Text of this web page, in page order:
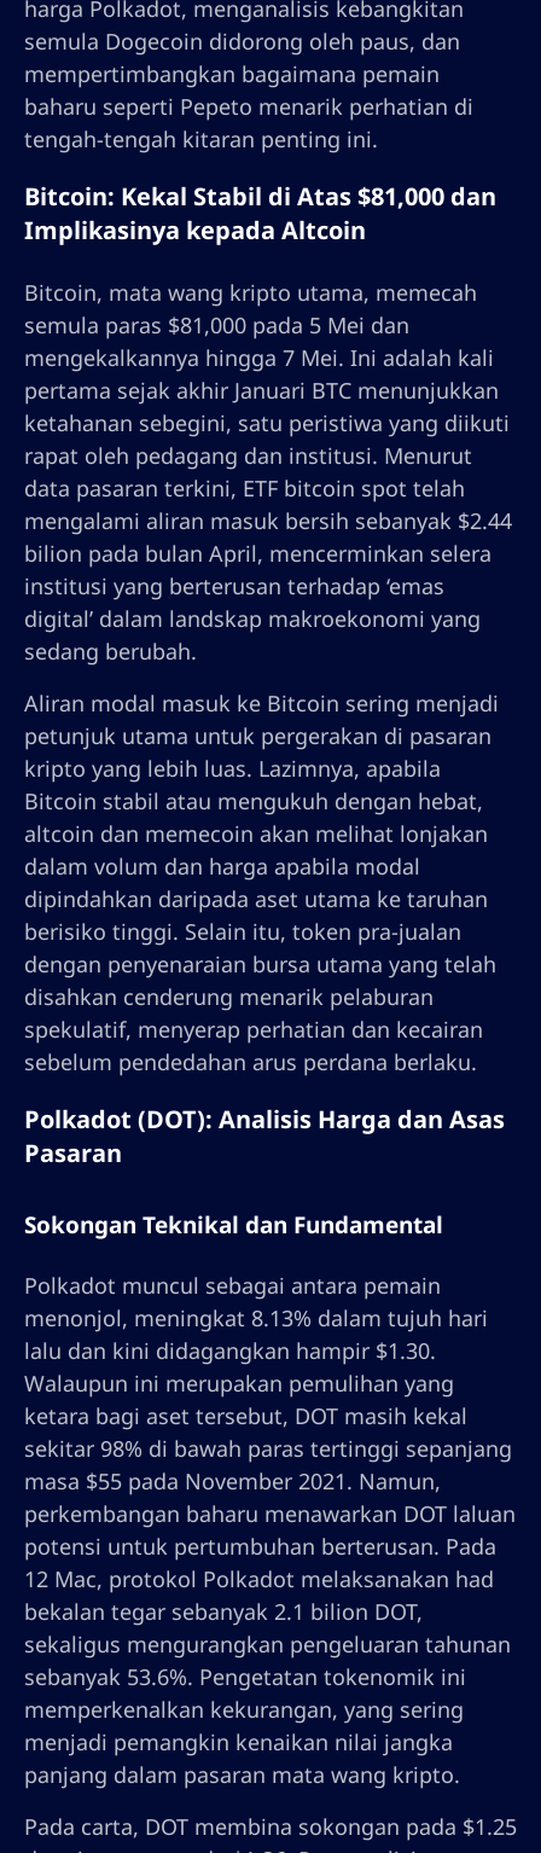
harga Polkadot, menganalisis kebangkitan
semula Dogecoin didorong oleh paus, dan
mempertimbangkan bagaimana pemain
baharu seperti Pepeto menarik perhatian di
tengah-tengah kitaran penting ini.
Bitcoin: Kekal Stabil di Atas $81,000 dan
Implikasinya kepada Altcoin
Bitcoin, mata wang kripto utama, memecah
semula paras $81,000 pada 5 Mei dan
mengekalkannya hingga 7 Mei. Ini adalah kali
pertama sejak akhir Januari BTC menunjukkan
ketahanan sebegini, satu peristiwa yang diikuti
rapat oleh pedagang dan institusi. Menurut
data pasaran terkini, ETF bitcoin spot telah
mengalami aliran masuk bersih sebanyak $2.44
bilion pada bulan April, mencerminkan selera
institusi yang berterusan terhadap ‘emas
digital’ dalam landskap makroekonomi yang
sedang berubah.
Aliran modal masuk ke Bitcoin sering menjadi
petunjuk utama untuk pergerakan di pasaran
kripto yang lebih luas. Lazimnya, apabila
Bitcoin stabil atau mengukuh dengan hebat,
altcoin dan memecoin akan melihat lonjakan
dalam volum dan harga apabila modal
dipindahkan daripada aset utama ke taruhan
berisiko tinggi. Selain itu, token pra-jualan
dengan penyenaraian bursa utama yang telah
disahkan cenderung menarik pelaburan
spekulatif, menyerap perhatian dan kecairan
sebelum pendedahan arus perdana berlaku.
Polkadot (DOT): Analisis Harga dan Asas
Pasaran
Sokongan Teknikal dan Fundamental
Polkadot muncul sebagai antara pemain
menonjol, meningkat 8.13% dalam tujuh hari
lalu dan kini didagangkan hampir $1.30.
Walaupun ini merupakan pemulihan yang
ketara bagi aset tersebut, DOT masih kekal
sekitar 98% di bawah paras tertinggi sepanjang
masa $55 pada November 2021. Namun,
perkembangan baharu menawarkan DOT laluan
potensi untuk pertumbuhan berterusan. Pada
12 Mac, protokol Polkadot melaksanakan had
bekalan tegar sebanyak 2.1 bilion DOT,
sekaligus mengurangkan pengeluaran tahunan
sebanyak 53.6%. Pengetatan tokenomik ini
memperkenalkan kekurangan, yang sering
menjadi pemangkin kenaikan nilai jangka
panjang dalam pasaran mata wang kripto.
Pada carta, DOT membina sokongan pada $1.25